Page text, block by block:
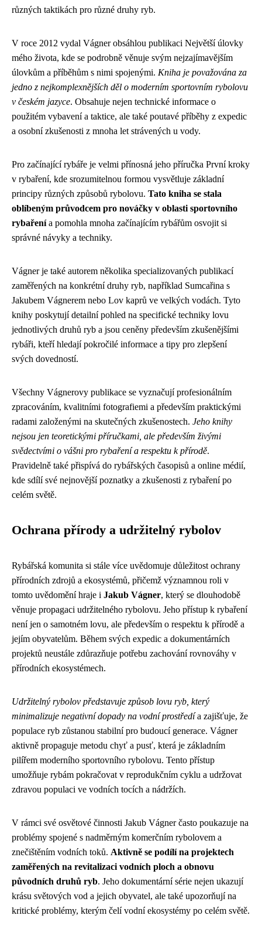
různých taktikách pro různé druhy ryb.
V roce 2012 vydal Vágner obsáhlou publikaci Největší úlovky
mého života, kde se podrobně věnuje svým nejzajímavějším
úlovkům a příběhům s nimi spojenými. Kniha je považována za
jedno z nejkomplexnějších děl o moderním sportovním rybolovu
v českém jazyce. Obsahuje nejen technické informace o
použitém vybavení a taktice, ale také poutavé příběhy z expedic
a osobní zkušenosti z mnoha let strávených u vody.
Pro začínající rybáře je velmi přínosná jeho příručka První kroky
v rybaření, kde srozumitelnou formou vysvětluje základní
principy různých způsobů rybolovu. Tato kniha se stala
oblíbeným průvodcem pro nováčky v oblasti sportovního
rybařenía pomohla mnoha začínajícím rybářům osvojit si
správné návyky a techniky.
Vágner je také autorem několika specializovaných publikací
zaměřených na konkrétní druhy ryb, například Sumcařina s
Jakubem Vágnerem nebo Lov kaprů ve velkých vodách. Tyto
knihy poskytují detailní pohled na specifické techniky lovu
jednotlivých druhů ryb a jsou ceněny především zkušenějšími
rybáři, kteří hledají pokročilé informace a tipy pro zlepšení
svých dovedností.
Všechny Vágnerovy publikace se vyznačují profesionálním
zpracováním, kvalitními fotografiemi a především praktickými
radami založenými na skutečných zkušenostech. Jeho knihy
nejsou jen teoretickými příručkami, ale především živými
svědectvími o vášni pro rybaření a respektu k přírodě.
Pravidelně také přispívá do rybářských časopisů a online médií,
kde sdílí své nejnovější poznatky a zkušenosti z rybaření po
celém světě.
Ochrana přírody a udržitelný rybolov
Rybářská komunita si stále více uvědomuje důležitost ochrany
přírodních zdrojů a ekosystémů, přičemž významnou roli v
tomto uvědomění hraje i Jakub Vágner, který se dlouhodobě
věnuje propagaci udržitelného rybolovu. Jeho přístup k rybaření
není jen o samotném lovu, ale především o respektu k přírodě a
jejím obyvatelům. Během svých expedic a dokumentárních
projektů neustále zdůrazňuje potřebu zachování rovnováhy v
přírodních ekosystémech.
Udržitelný rybolov představuje způsob lovu ryb, který
minimalizuje negativní dopady na vodní prostředía zajišťuje, že
populace ryb zůstanou stabilní pro budoucí generace. Vágner
aktivně propaguje metodu chyť a pusť, která je základním
pilířem moderního sportovního rybolovu. Tento přístup
umožňuje rybám pokračovat v reprodukčním cyklu a udržovat
zdravou populaci ve vodních tocích a nádržích.
V rámci své osvětové činnosti Jakub Vágner často poukazuje na
problémy spojené s nadměrným komerčním rybolovem a
znečištěním vodních toků. Aktivně se podílí na projektech
zaměřených na revitalizaci vodních ploch a obnovu
původních druhů ryb. Jeho dokumentární série nejen ukazují
krásu světových vod a jejich obyvatel, ale také upozorňují na
kritické problémy, kterým čelí vodní ekosystémy po celém světě.